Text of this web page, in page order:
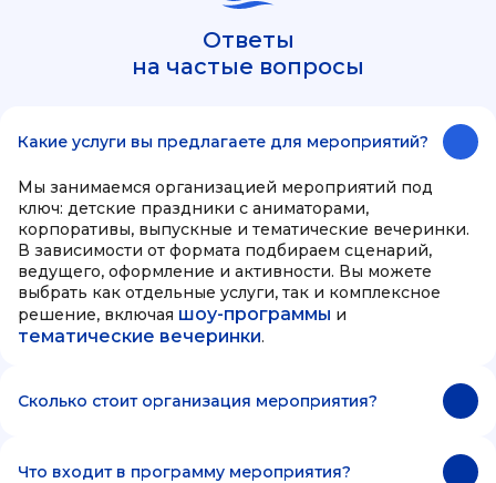
Ответы
на частые вопросы
Какие услуги вы предлагаете для мероприятий?
Мы занимаемся организацией мероприятий под
ключ: детские праздники с аниматорами,
корпоративы, выпускные и тематические вечеринки.
В зависимости от формата подбираем сценарий,
ведущего, оформление и активности. Вы можете
выбрать как отдельные услуги, так и комплексное
решение, включая шоу-программы и
тематические вечеринки.
Сколько стоит организация мероприятия?
Что входит в программу мероприятия?